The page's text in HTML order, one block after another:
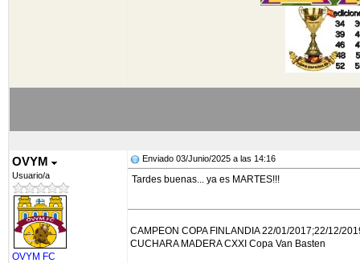
OVYM
Usuario/a
OVYM FC
Enviado 03/Junio/2025 a las 14:16
Tardes buenas... ya es MARTES!!!
CAMPEON COPA FINLANDIA 22/01/2017;22/12/
CUCHARA MADERA CXXI Copa Van Basten